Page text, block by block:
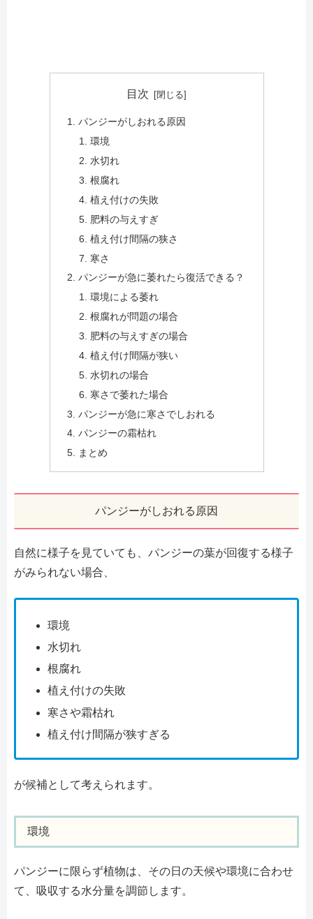
目次
パンジーがしおれる原因
環境
水切れ
根腐れ
植え付けの失敗
肥料の与えすぎ
植え付け間隔の狭さ
寒さ
パンジーが急に萎れたら復活できる？
環境による萎れ
根腐れが問題の場合
肥料の与えすぎの場合
植え付け間隔が狭い
水切れの場合
寒さで萎れた場合
パンジーが急に寒さでしおれる
パンジーの霜枯れ
まとめ
パンジーがしおれる原因
自然に様子を見ていても、パンジーの葉が回復する様子
がみられない場合、
環境
水切れ
根腐れ
植え付けの失敗
寒さや霜枯れ
植え付け間隔が狭すぎる
が候補として考えられます。
環境
パンジーに限らず植物は、その日の天候や環境に合わせ
て、吸収する水分量を調節します。